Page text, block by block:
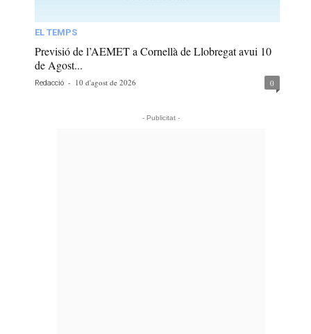
EL TEMPS
Previsió de l’AEMET a Cornellà de Llobregat avui 10
de Agost...
Redacció - 10 d'agost de 2026 0
- Publicitat -